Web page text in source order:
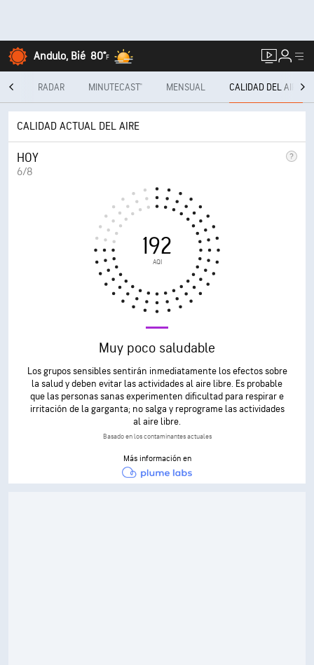
Andulo, Bié 80°F
RADAR MINUTECAST® MENSUAL CALIDAD DEL AIRE
CALIDAD ACTUAL DEL AIRE
HOY
6/8
192
AQI
Muy poco saludable
Los grupos sensibles sentirán inmediatamente los efectos sobre
la salud y deben evitar las actividades al aire libre. Es probable
que las personas sanas experimenten dificultad para respirar e
irritación de la garganta; no salga y reprograme las actividades
al aire libre.
Basado en los contaminantes actuales
Más información en